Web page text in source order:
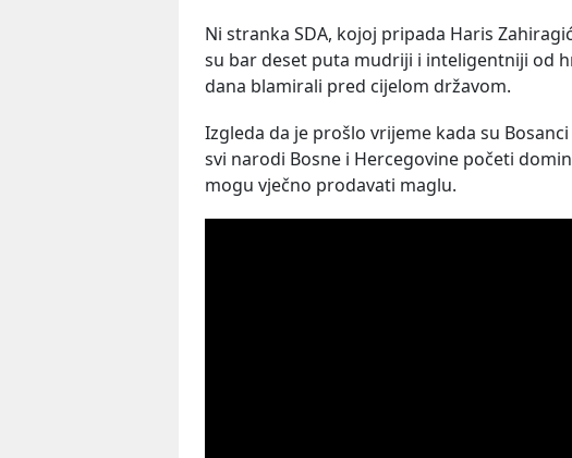
Ni stranka SDA, kojoj pripada Haris
su bar deset puta mudriji i inteligentniji od
dana blamirali pred cijelom državom.
Izgleda da je prošlo vrijeme kada su
svi narodi Bosne i Hercegovine početi
mogu vječno prodavati maglu.